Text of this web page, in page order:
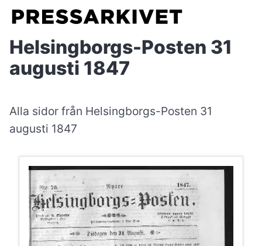
Helsingborgs-Posten 31
augusti 1847
Alla sidor från Helsingborgs-Posten 31
augusti 1847